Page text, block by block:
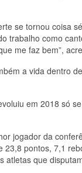
se tornou coisa
trabalho como
me faz bem”,
a vida dentro
em 2018 só
jogador da
23,8 pontos, 7,1
atletas que